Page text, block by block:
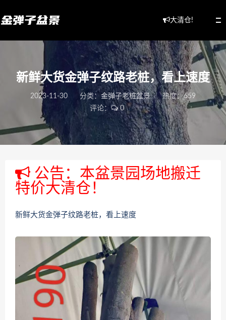
大清仓!
新鲜大货金弹子纹路老桩，看上速度
2023-11-30 分类： 金弹子老桩盆景
热度：659
评论：
0
公告：本盆景园场地搬迁
特价大清仓！
新鲜大货金弹子纹路老桩，看上速度